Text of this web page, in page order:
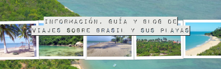
Información, guía y blog de
viajes sobre Brasil y sus playas